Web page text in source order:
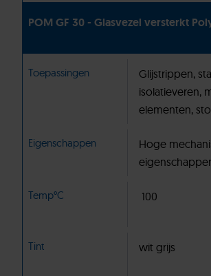
POM GF 30 - Glasvezel versterkt
Toepassingen
Glijstrippen,
isolatieveren,
elementen,
Eigenschappen
Hoge
Temp°C 100
Tint wit grijs